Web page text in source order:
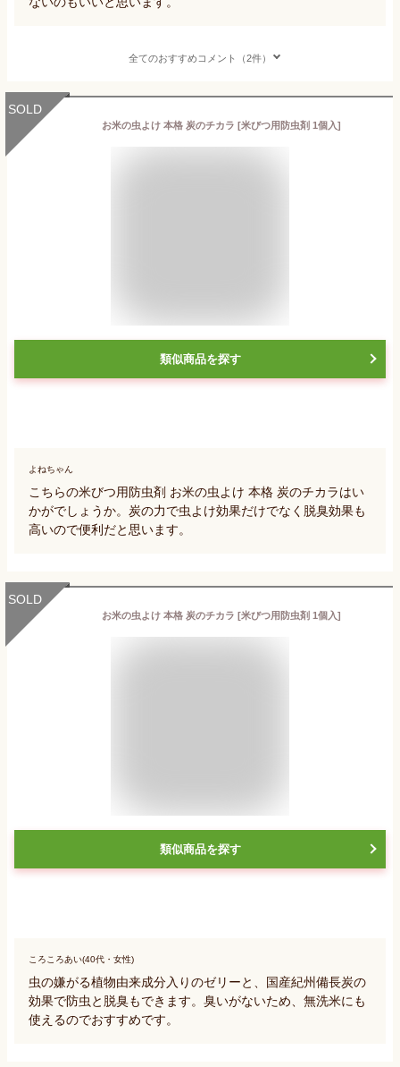
全てのおすすめコメント（2件）
SOLD
お米の虫よけ 本格 炭のチカラ [米びつ用防虫剤 1個入]
類似商品を探す
よねちゃん
こちらの米びつ用防虫剤 お米の虫よけ 本格 炭のチカラはい
かがでしょうか。炭の力で虫よけ効果だけでなく脱臭効果も
高いので便利だと思います。
SOLD
お米の虫よけ 本格 炭のチカラ [米びつ用防虫剤 1個入]
類似商品を探す
ころころあい(40代・女性)
虫の嫌がる植物由来成分入りのゼリーと、国産紀州備長炭の
効果で防虫と脱臭もできます。臭いがないため、無洗米にも
使えるのでおすすめです。